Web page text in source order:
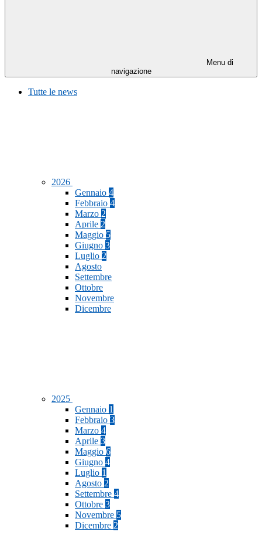
Menu di
navigazione
Tutte le news
2026
Gennaio 4
Febbraio 4
Marzo 2
Aprile 2
Maggio 5
Giugno 3
Luglio 2
Agosto
Settembre
Ottobre
Novembre
Dicembre
2025
Gennaio 1
Febbraio 3
Marzo 4
Aprile 3
Maggio 6
Giugno 4
Luglio 1
Agosto 2
Settembre 4
Ottobre 3
Novembre 5
Dicembre 2